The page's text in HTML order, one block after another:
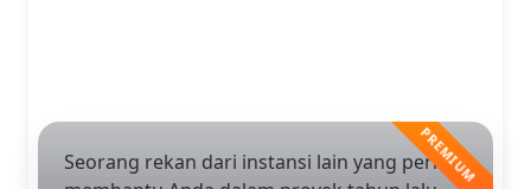
Seorang rekan dari instansi lain yang pernah